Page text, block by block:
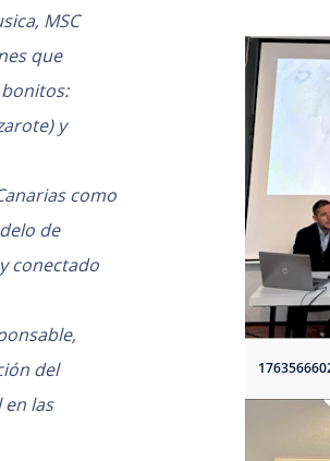
MSC
que
y
como
de
conectado
del
las